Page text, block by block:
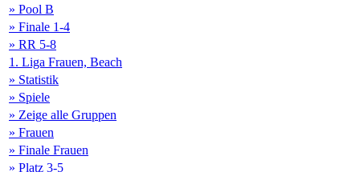
» Pool B
» Finale 1-4
» RR 5-8
1. Liga Frauen, Beach
» Statistik
» Spiele
» Zeige alle Gruppen
» Frauen
» Finale Frauen
» Platz 3-5